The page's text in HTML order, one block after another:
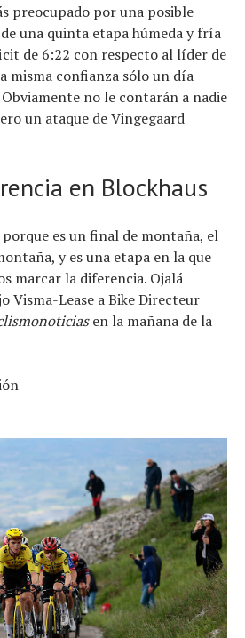
preocupado por una posible
una quinta etapa húmeda y fría
de 6:22 con respecto al líder de
misma confianza sólo un día
no le contarán a nadie
un ataque de Vingegaard
en Blockhaus
es un final de montaña, el
y es una etapa en la que
marcar la diferencia. Ojalá
Visma-Lease a Bike Directeur
en la mañana de la